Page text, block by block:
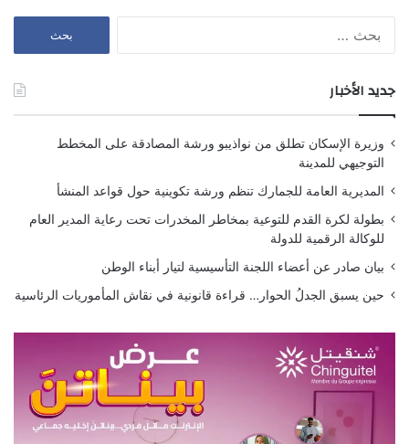
جديد الأخبار
وزيرة الإسكان تطلق من نواذيبو ورشة المصادقة على المخطط
التوجيهي للمدينة
المديرية العامة للجمارك تنظم ورشة تكوينية حول قواعد المنشأ
بطولة لكرة القدم للتوعية بمخاطر المخدرات تحت رعاية المدير العام
للوكالة الرقمية للدولة
بيان صادر عن أعضاء اللجنة التأسيسية لتيار أبناء الوطن
حين يسبق الجدلُ الحوار… قراءة قانونية في نقاش المأموريات الرئاسية